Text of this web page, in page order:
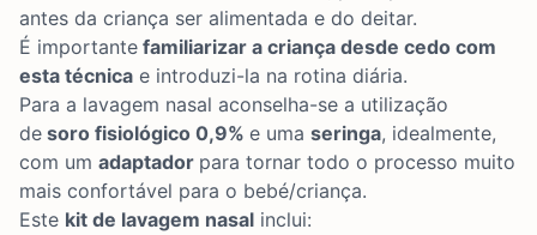
antes da criança ser alimentada e do deitar.
É importante familiarizar a criança desde cedo com
esta técnica e introduzi-la na rotina diária.
Para a lavagem nasal aconselha-se a utilização
de soro fisiológico 0,9% e uma seringa, idealmente,
com um adaptador para tornar todo o processo muito
mais confortável para o bebé/criança.
Este kit de lavagem nasal inclui: